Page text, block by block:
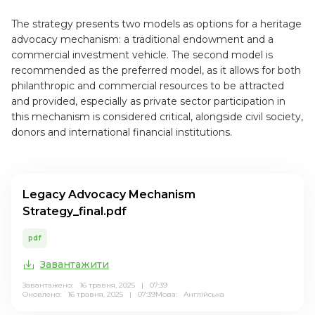
The strategy presents two models as options for a heritage
advocacy mechanism: a traditional endowment and a
commercial investment vehicle. The second model is
recommended as the preferred model, as it allows for both
philanthropic and commercial resources to be attracted
and provided, especially as private sector participation in
this mechanism is considered critical, alongside civil society,
donors and international financial institutions.
Legacy Advocacy Mechanism
Strategy_final.pdf
pdf
Завантажити
Завантажено: 16 травня, 2025 | 07:39
Оновлено: 16 травня, 2025 | 07:39Мова: Англійська